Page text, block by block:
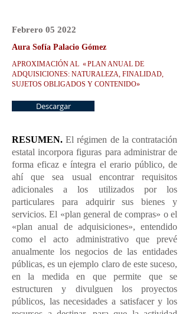
Febrero 05 2022
Aura Sofía Palacio Gómez
APROXIMACIÓN AL «PLAN ANUAL DE
ADQUISICIONES: NATURALEZA, FINALIDAD,
SUJETOS OBLIGADOS Y CONTENIDO»
Descargar
RESUMEN.El régimen de la contratación
estatal incorpora figuras para administrar de
forma eficaz e íntegra el erario público, de
ahí que sea usual encontrar requisitos
adicionales a los utilizados por los
particulares para adquirir sus bienes y
servicios. El «plan general de compras» o el
«plan anual de adquisiciones», entendido
como el acto administrativo que prevé
anualmente los negocios de las entidades
públicas, es un ejemplo claro de este suceso,
en la medida en que permite que se
estructuren y divulguen los proyectos
públicos, las necesidades a satisfacer y los